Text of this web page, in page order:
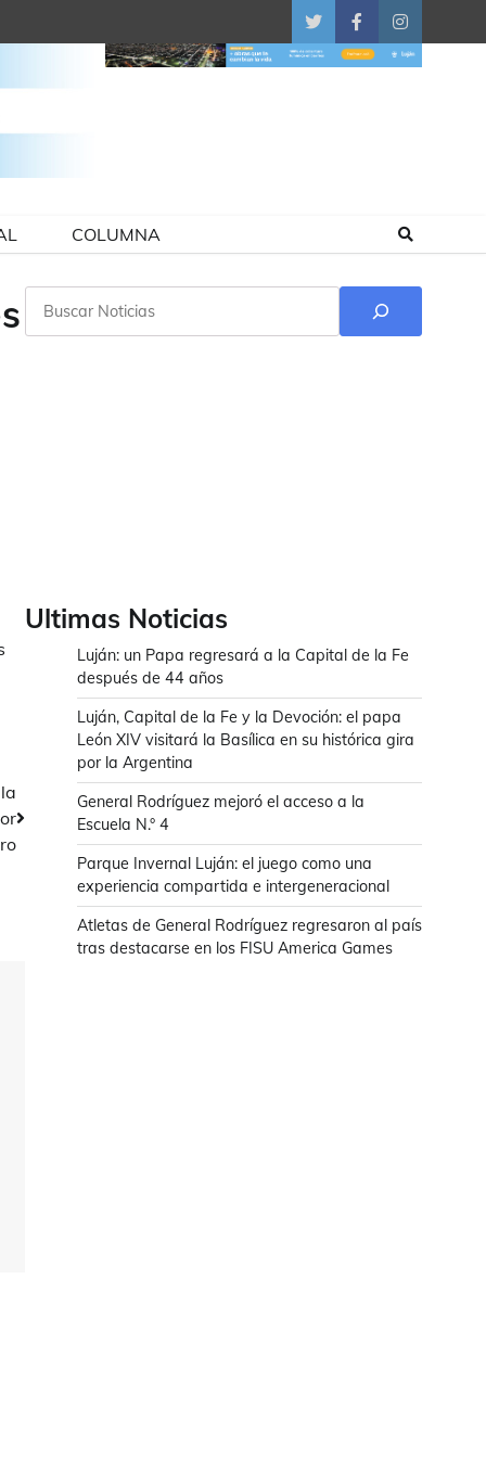
TwitterFacebookInstagram
COLUMNA
Ultimas Noticias
Luján: un Papa regresará a la Capital de la Fe
después de 44 años
Luján, Capital de la Fe y la Devoción: el papa
León XIV visitará la Basílica en su histórica gira
por la Argentina
General Rodríguez mejoró el acceso a la
Escuela N.° 4
Parque Invernal Luján: el juego como una
experiencia compartida e intergeneracional
Atletas de General Rodríguez regresaron al país
tras destacarse en los FISU America Games